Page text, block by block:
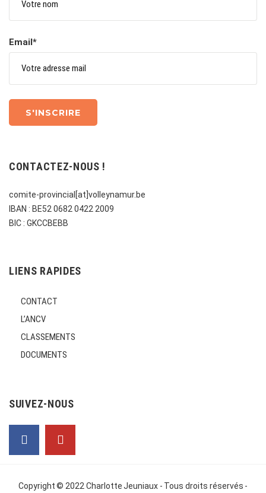
Email*
CONTACTEZ-NOUS !
comite-provincial[at]volleynamur.be
IBAN : BE52 0682 0422 2009
BIC : GKCCBEBB
LIENS RAPIDES
CONTACT
L’ANCV
CLASSEMENTS
DOCUMENTS
SUIVEZ-NOUS
Copyright © 2022 Charlotte Jeuniaux - Tous droits réservés -